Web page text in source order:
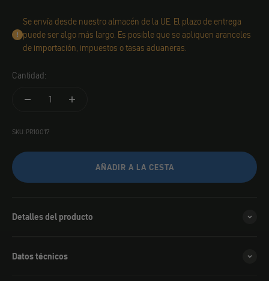
Se envía desde nuestro almacén de la UE. El plazo de entrega
puede ser algo más largo. Es posible que se apliquen aranceles
de importación, impuestos o tasas aduaneras.
Cantidad:
SKU: PR10017
AÑADIR A LA CESTA
Detalles del producto
Datos técnicos